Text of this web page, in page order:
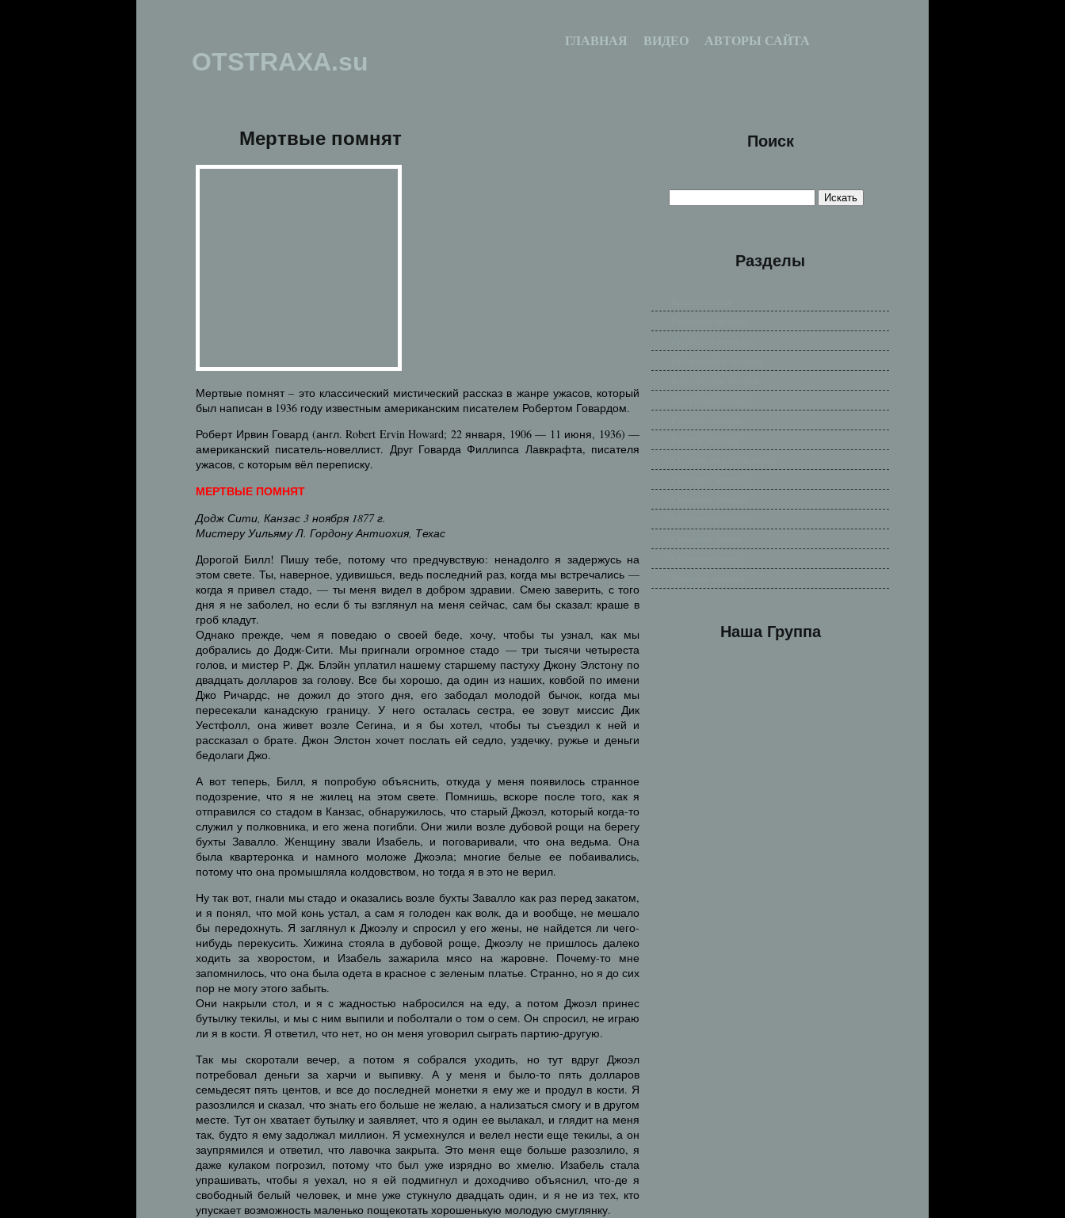
OTSTRAXA.su
ГЛАВНАЯ ВИДЕО АВТОРЫ САЙТА
Мертвые помнят
Мертвые помнят – это классический мистический рассказ в жанре ужасов, который
был написан в 1936 году известным американским писателем Робертом Говардом.
Роберт Ирвин Говард (англ. Robert Ervin Howard; 22 января, 1906 — 11 июня, 1936) —
американский писатель-новеллист. Друг Говарда Филлипса Лавкрафта, писателя
ужасов, с которым вёл переписку.
МЕРТВЫЕ ПОМНЯТ
Додж Сити, Канзас 3 ноября 1877 г.
Мистеру Уильяму Л. Гордону Антиохия, Техас
Дорогой Билл! Пишу тебе, потому что предчувствую: ненадолго я задержусь на
этом свете. Ты, наверное, удивишься, ведь последний раз, когда мы встречались —
когда я привел стадо, — ты меня видел в добром здравии. Смею заверить, с того
дня я не заболел, но если б ты взглянул на меня сейчас, сам бы сказал: краше в
гроб кладут.
Однако прежде, чем я поведаю о своей беде, хочу, чтобы ты узнал, как мы
добрались до Додж-Сити. Мы пригнали огромное стадо — три тысячи четыреста
голов, и мистер Р. Дж. Блэйн уплатил нашему старшему пастуху Джону Элстону по
двадцать долларов за голову. Все бы хорошо, да один из наших, ковбой по имени
Джо Ричардс, не дожил до этого дня, его забодал молодой бычок, когда мы
пересекали канадскую границу. У него осталась сестра, ее зовут миссис Дик
Уестфолл, она живет возле Сегина, и я бы хотел, чтобы ты съездил к ней и
рассказал о брате. Джон Элстон хочет послать ей седло, уздечку, ружье и деньги
бедолаги Джо.
А вот теперь, Билл, я попробую объяснить, откуда у меня появилось странное
подозрение, что я не жилец на этом свете. Помнишь, вскоре после того, как я
отправился со стадом в Канзас, обнаружилось, что старый Джоэл, который когда-то
служил у полковника, и его жена погибли. Они жили возле дубовой рощи на берегу
бухты Завалло. Женщину звали Изабель, и поговаривали, что она ведьма. Она
была квартеронка и намного моложе Джоэла; многие белые ее побаивались,
потому что она промышляла колдовством, но тогда я в это не верил.
Ну так вот, гнали мы стадо и оказались возле бухты Завалло как раз перед закатом,
и я понял, что мой конь устал, а сам я голоден как волк, да и вообще, не мешало
бы передохнуть. Я заглянул к Джоэлу и спросил у его жены, не найдется ли чего-
нибудь перекусить. Хижина стояла в дубовой роще, Джоэлу не пришлось далеко
ходить за хворостом, и Изабель зажарила мясо на жаровне. Почему-то мне
запомнилось, что она была одета в красное с зеленым платье. Странно, но я до сих
пор не могу этого забыть.
Они накрыли стол, и я с жадностью набросился на еду, а потом Джоэл принес
бутылку текилы, и мы с ним выпили и поболтали о том о сем. Он спросил, не играю
ли я в кости. Я ответил, что нет, но он меня уговорил сыграть партию-другую.
Так мы скоротали вечер, а потом я собрался уходить, но тут вдруг Джоэл
потребовал деньги за харчи и выпивку. А у меня и было-то пять долларов
семьдесят пять центов, и все до последней монетки я ему же и продул в кости. Я
разозлился и сказал, что знать его больше не желаю, а нализаться смогу и в другом
месте. Тут он хватает бутылку и заявляет, что я один ее вылакал, и глядит на меня
так, будто я ему задолжал миллион. Я усмехнулся и велел нести еще текилы, а он
заупрямился и ответил, что лавочка закрыта. Это меня еще больше разозлило, я
даже кулаком погрозил, потому что был уже изрядно во хмелю. Изабель стала
упрашивать, чтобы я уехал, но я ей подмигнул и доходчиво объяснил, что-де я
свободный белый человек, и мне уже стукнуло двадцать один, и я не из тех, кто
упускает возможность маленько пощекотать хорошенькую молодую смуглянку.
Поиск
Разделы
Наша Группа